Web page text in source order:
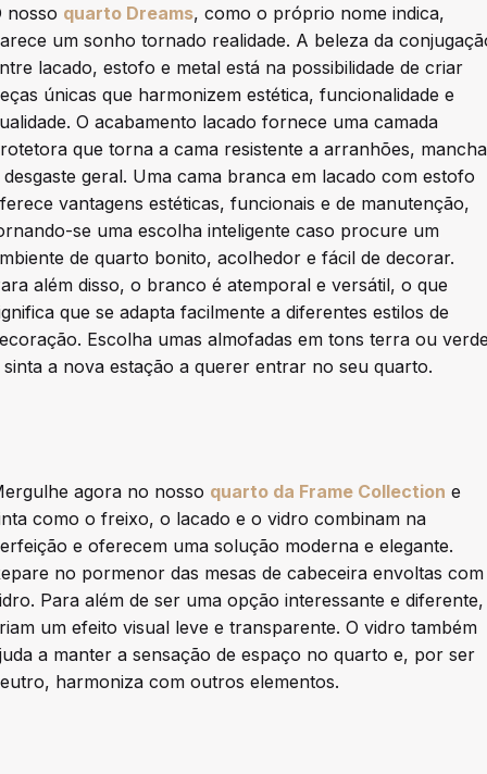
nosso quarto Dreams, como o próprio nome indica,
um sonho tornado realidade. A beleza da
lacado, estofo e metal está na possibilidade de criar
únicas que harmonizem estética, funcionalidade e
O acabamento lacado fornece uma camada
que torna a cama resistente a arranhões,
desgaste geral. Uma cama branca em lacado com estofo
vantagens estéticas, funcionais e de manutenção,
se uma escolha inteligente caso procure um
de quarto bonito, acolhedor e fácil de decorar.
além disso, o branco é atemporal e versátil, o que
que se adapta facilmente a diferentes estilos de
Escolha umas almofadas em tons terra ou
sinta a nova estação a querer entrar no seu quarto.
agora no nosso quarto da Frame Collection e
como o freixo, o lacado e o vidro combinam na
e oferecem uma solução moderna e elegante.
no pormenor das mesas de cabeceira envoltas com
Para além de ser uma opção interessante e diferente,
um efeito visual leve e transparente. O vidro também
a manter a sensação de espaço no quarto e, por ser
harmoniza com outros elementos.